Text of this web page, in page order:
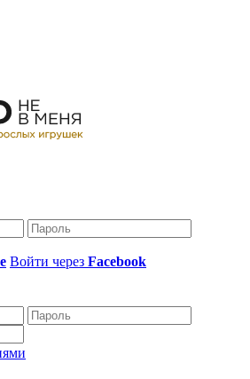
Войти через Facebook